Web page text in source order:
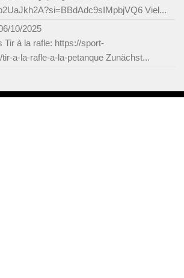
Viel...
10/2025
Tir à la rafle: https://sport-
a-la-rafle-a-la-petanque Zunächst...